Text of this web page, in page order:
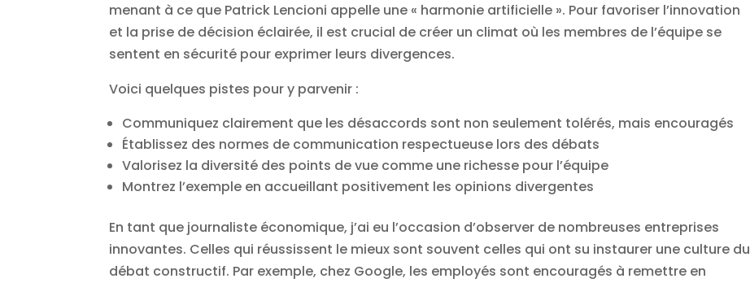
menant à ce que Patrick Lencioni appelle une « harmonie artificielle ». Pour favoriser l’innovation
et la prise de décision éclairée, il est crucial de créer un climat où les membres de l’équipe se
sentent en sécurité pour exprimer leurs divergences.
Voici quelques pistes pour y parvenir :
Communiquez clairement que les désaccords sont non seulement tolérés, mais encouragés
Établissez des normes de communication respectueuse lors des débats
Valorisez la diversité des points de vue comme une richesse pour l’équipe
Montrez l’exemple en accueillant positivement les opinions divergentes
En tant que journaliste économique, j’ai eu l’occasion d’observer de nombreuses entreprises
innovantes. Celles qui réussissent le mieux sont souvent celles qui ont su instaurer une culture du
débat constructif. Par exemple, chez Google, les employés sont encouragés à remettre en